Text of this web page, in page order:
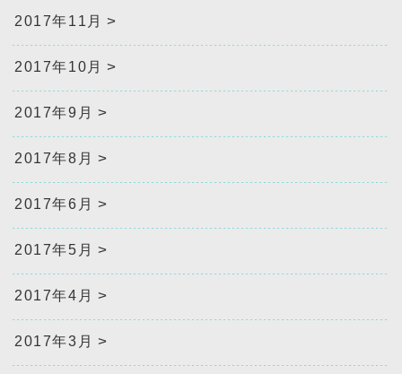
2017年11月
2017年10月
2017年9月
2017年8月
2017年6月
2017年5月
2017年4月
2017年3月